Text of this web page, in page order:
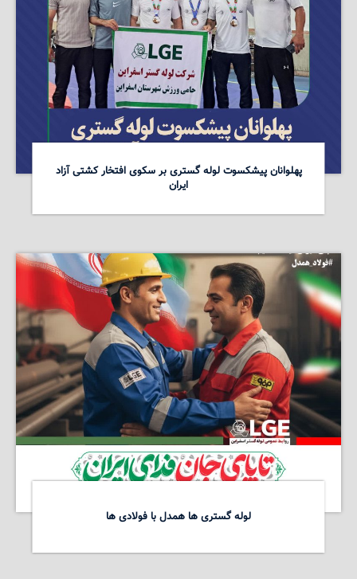
پهلوانان پیشکسوت لوله گستری بر سکوی افتخار کشتی آزاد
ایران
لوله گستری ها همدل با فولادی ها